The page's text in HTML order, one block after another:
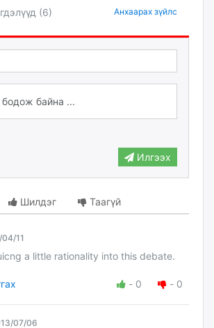
(6) Анхаарах зүйлс
Илгээх
Шилдэг Таагүй
11
a little rationality into this debate.
- 0 - 0
07/06